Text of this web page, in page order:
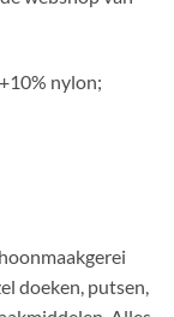
nylon;
doeken, putsen,